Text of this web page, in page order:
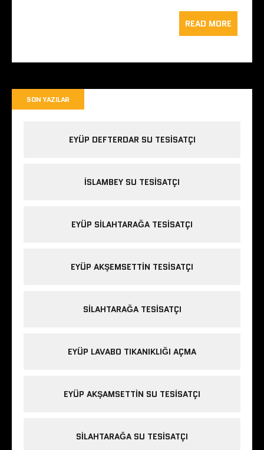
READ MORE
SON YAZILAR
EYÜP DEFTERDAR SU TESISATÇI
İSLAMBEY SU TESISATÇI
EYÜP SILAHTARAĞA TESISATÇI
EYÜP AKŞEMSETTIN TESISATÇI
SILAHTARAĞA TESISATÇI
EYÜP LAVABO TIKANIKLIĞI AÇMA
EYÜP AKŞAMSETTIN SU TESISATÇI
SILAHTARAĞA SU TESISATÇI